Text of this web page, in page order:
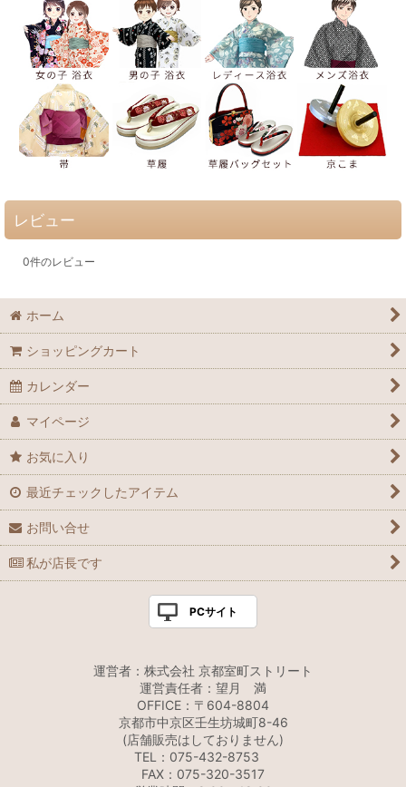
レビュー
0件のレビュー
ホーム
ショッピングカート
カレンダー
マイページ
お気に入り
最近チェックしたアイテム
お問い合せ
私が店長です
PCサイト
運営者：株式会社 京都室町ストリート
運営責任者：望月 満
OFFICE：〒604-8804
京都市中京区壬生坊城町8-46
(店舗販売はしておりません)
TEL：075-432-8753
FAX：075-320-3517